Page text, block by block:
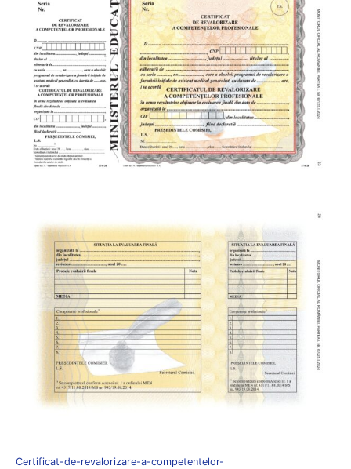
Certificat-de-revalorizare-a-competentelor-